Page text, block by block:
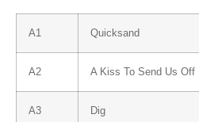
A1 Quicksand
A2 A Kiss To Send Us Off
A3 Dig